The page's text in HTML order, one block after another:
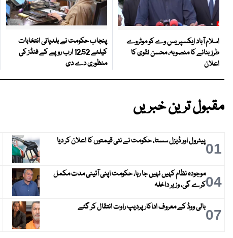
اسلام آباد ایکسپریس وے کو موٹروے
طرز بنانے کا منصوبہ، محسن نقوی کا
اعلان
پنجاب حکومت نے بلدیاتی انتخابات
کیلئے 12.52 ارب روپے کے فنڈز کی
منظوری دے دی
مقبول ترین خبریں
01پیٹرول اور ڈیزل سستا، حکومت نے نئی قیمتوں کا اعلان کر دیا
04موجودہ نظام کہیں نہیں جا رہا، حکومت اپنی آئینی مدت مکمل
کرے گی، وزیر داخلہ
07بالی ووڈ کے معروف اداکار پردیپ راوت انتقال کر گئے